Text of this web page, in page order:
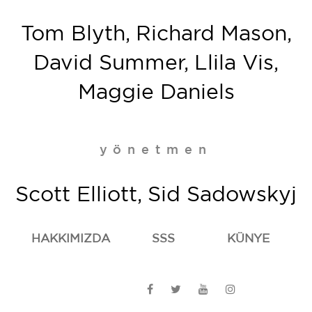
Tom Blyth, Richard Mason,
David Summer, Llila Vis,
Maggie Daniels
yönetmen
Scott Elliott, Sid Sadowskyj
HAKKIMIZDA SSS KÜNYE